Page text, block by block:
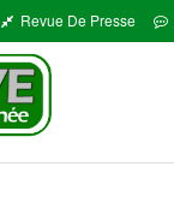
Revue De Presse